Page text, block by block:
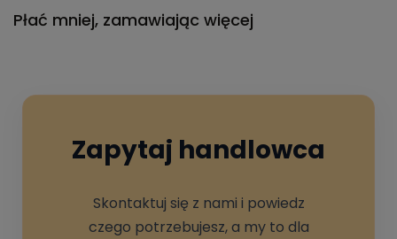
Płać mniej, zamawiając więcej
Zapytaj handlowca
Skontaktuj się z nami i powiedz
czego potrzebujesz, a my to dla